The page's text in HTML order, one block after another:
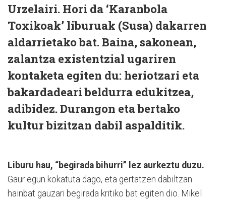
Urzelairi. Hori da ‘Karanbola
Toxikoak’ liburuak (Susa) dakarren
aldarrietako bat. Baina, sakonean,
zalantza existentzial ugariren
kontaketa egiten du: heriotzari eta
bakardadeari beldurra edukitzea,
adibidez. Durangon eta bertako
kultur bizitzan dabil aspalditik.
Liburu hau, “begirada bihurri” lez aurkeztu duzu.
Gaur egun kokatuta dago, eta gertatzen dabiltzan
hainbat gauzari begirada kritiko bat egiten dio. Mikel